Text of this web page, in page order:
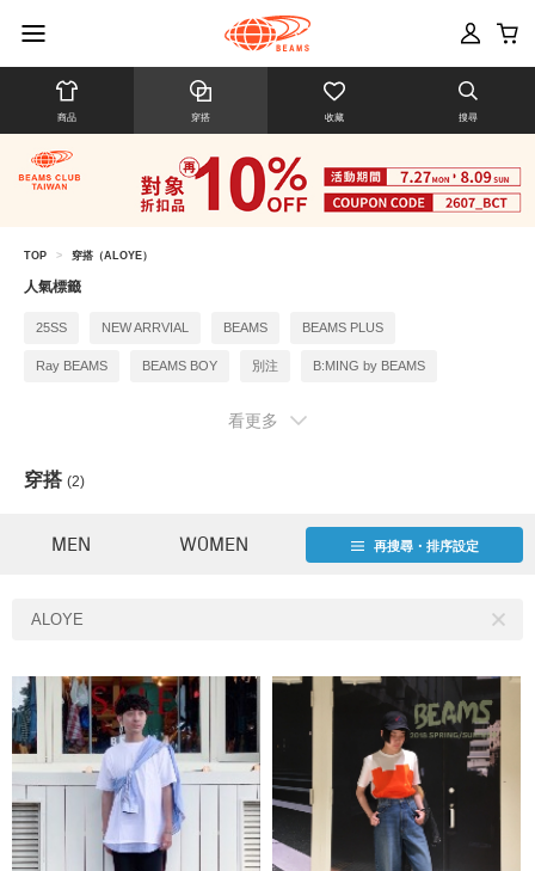
商品 穿搭 收藏 搜尋
TOP > 穿搭（ALOYE）
人氣標籤
25SS NEW ARRVIAL BEAMS BEAMS PLUS
Ray BEAMS BEAMS BOY 別注 B:MING by BEAMS
看更多
穿搭 (2)
MEN WOMEN 再搜尋・排序設定
ALOYE